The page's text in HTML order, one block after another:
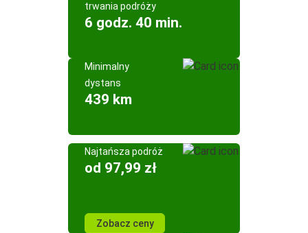
trwania podróży
6 godz. 40 min.
Minimalny
dystans
439 km
Najtańsza podróż
od 97,99 zł
Zobacz ceny